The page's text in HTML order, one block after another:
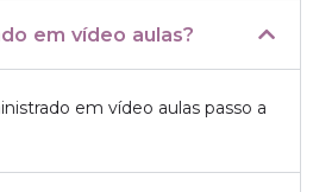
em vídeo aulas?
em vídeo aulas passo a